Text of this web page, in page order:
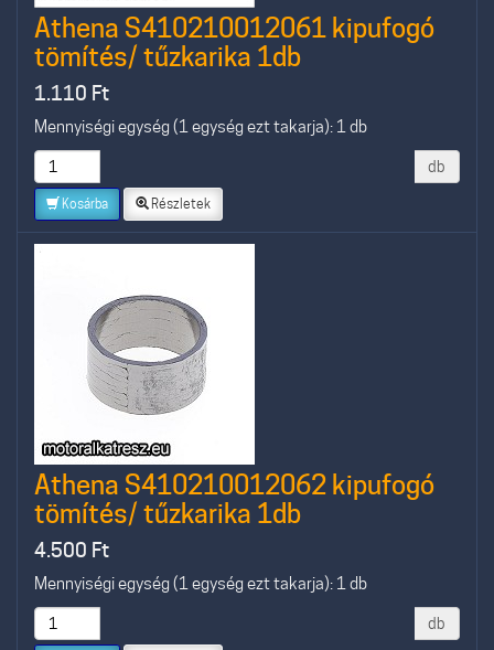
Athena S410210012061 kipufogó
tömítés/ tűzkarika 1db
1.110 Ft
Mennyiségi egység (1 egység ezt takarja): 1 db
db
Kosárba Részletek
Athena S410210012062 kipufogó
tömítés/ tűzkarika 1db
4.500 Ft
Mennyiségi egység (1 egység ezt takarja): 1 db
db